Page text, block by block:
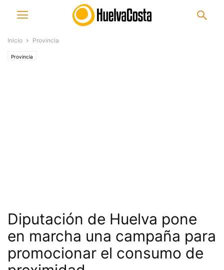
Inicio Provincia
Provincia
Diputación de Huelva pone
en marcha una campaña para
promocionar el consumo de